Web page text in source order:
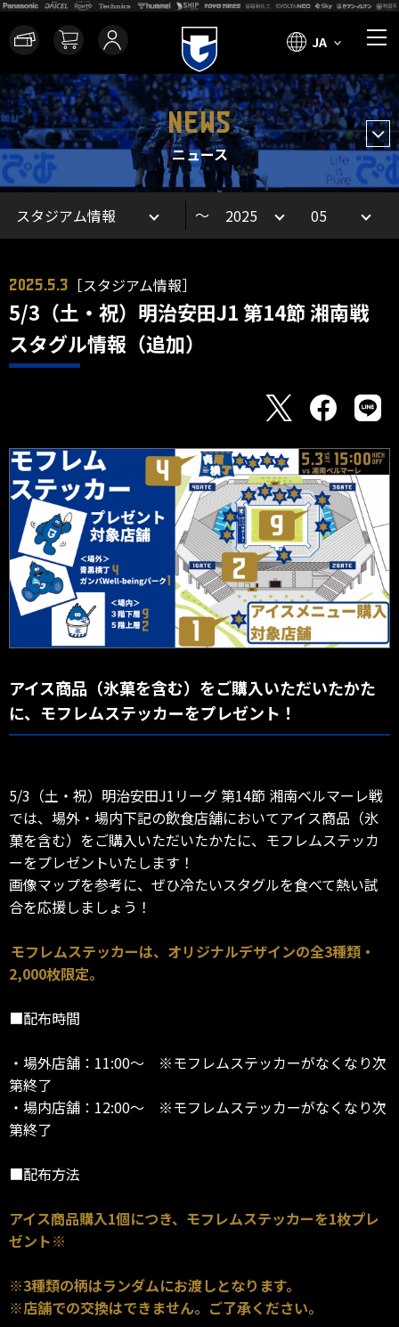
JA
NEWS
ニュース
～
2025.5.3 ［スタジアム情報］
5/3（土・祝）明治安田J1 第14節 湘南戦
スタグル情報（追加）
アイス商品（氷菓を含む）をご購入いただいたかた
に、モフレムステッカーをプレゼント！
5/3（土・祝）明治安田J1リーグ 第14節 湘南ベルマーレ戦
では、場外・場内下記の飲食店舗においてアイス商品（氷
菓を含む）をご購入いただいたかたに、モフレムステッカ
ーをプレゼントいたします！
画像マップを参考に、ぜひ冷たいスタグルを食べて熱い試
合を応援しましょう！
モフレムステッカーは、オリジナルデザインの全3種類・
2,000枚限定。
■配布時間
・場外店舗：11:00～ ※モフレムステッカーがなくなり次
第終了
・場内店舗：12:00～ ※モフレムステッカーがなくなり次
第終了
■配布方法
アイス商品購入1個につき、モフレムステッカーを1枚プレ
ゼント※
※3種類の柄はランダムにお渡しとなります。
※店舗での交換はできません。ご了承ください。